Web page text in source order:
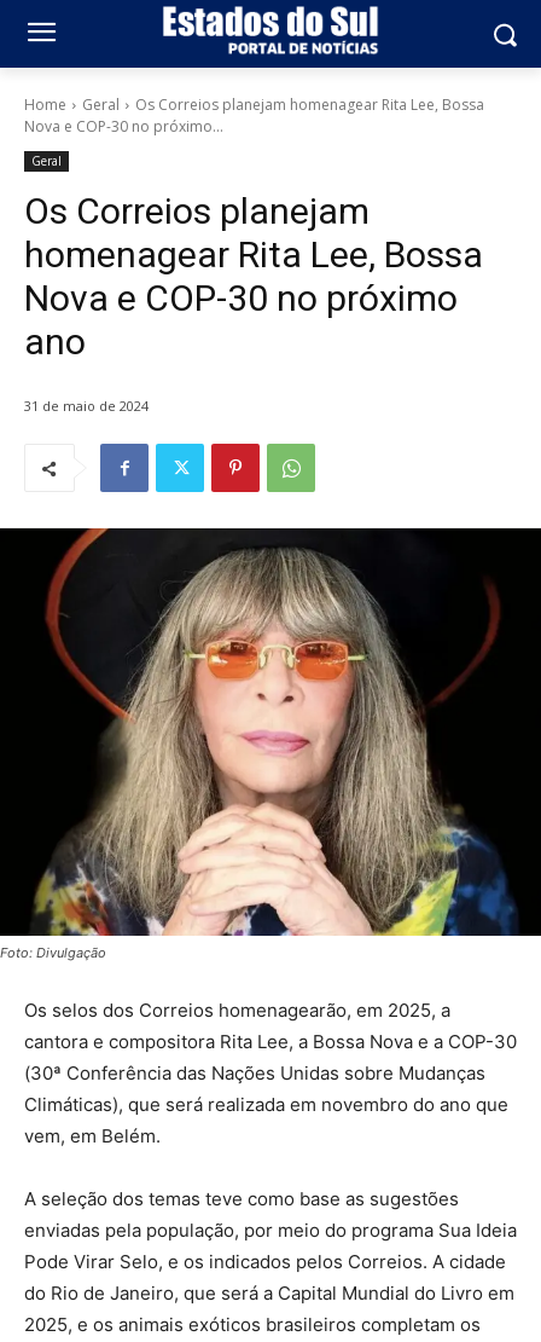
Home Geral
Os Correios planejam homenagear Rita Lee, Bossa
Nova e COP-30 no próximo...
Geral
Os Correios planejam
homenagear Rita Lee, Bossa
Nova e COP-30 no próximo
ano
31 de maio de 2024
Foto: Divulgação
Os selos dos Correios homenagearão, em 2025, a
cantora e compositora Rita Lee, a Bossa Nova e a COP-30
(30ª Conferência das Nações Unidas sobre Mudanças
Climáticas), que será realizada em novembro do ano que
vem, em Belém.
A seleção dos temas teve como base as sugestões
enviadas pela população, por meio do programa Sua Ideia
Pode Virar Selo, e os indicados pelos Correios. A cidade
do Rio de Janeiro, que será a Capital Mundial do Livro em
2025, e os animais exóticos brasileiros completam os